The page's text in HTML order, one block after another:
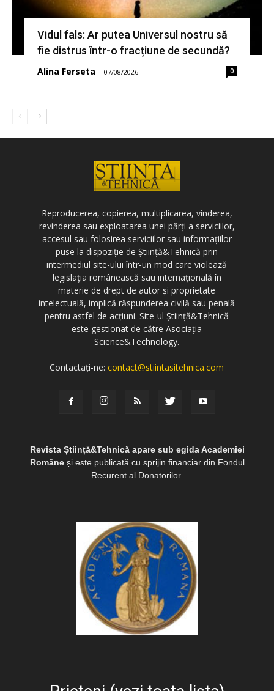
Vidul fals: Ar putea Universul nostru să
fie distrus într-o fracțiune de secundă?
Alina Ferseta - 07/08/2026 0
Reproducerea, copierea, multiplicarea, vinderea,
revinderea sau exploatarea unei părți a serviciilor,
accesul sau folosirea serviciilor sau informațiilor
puse la dispoziție de Știință&Tehnică prin
intermediul site-ului într-un mod care violează
legislația românească sau internațională în
materie de drept de autor și proprietate
intelectuală, implică răspunderea civilă sau penală
pentru astfel de acțiuni. Site-ul Știință&Tehnică
este gestionat de către Asociația
Science&Technology.
Contactați-ne:contact@stiintasitehnica.com
Revista Știință&Tehnică apare sub egida Academiei
Româneși este publicată cu sprijin financiar din Fondul
Recurent al Donatorilor.